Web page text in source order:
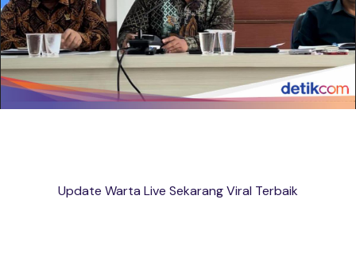
Update Warta Live Sekarang Viral Terbaik